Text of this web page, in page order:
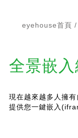
eyehouse首頁
全景嵌
現在越來越多人擁
提供您一鍵嵌入